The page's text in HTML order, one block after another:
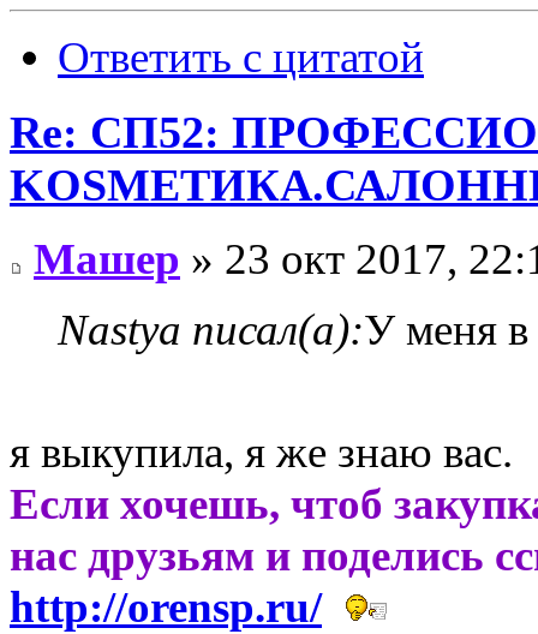
Ответить с цитатой
Re: СП52:
Машер » 23 окт 2017,
Nastya писал(а):У меня
я выкупила, я же знаю вас.
Если хочешь, чтоб
нас друзьям и поделись
http://orensp.ru/